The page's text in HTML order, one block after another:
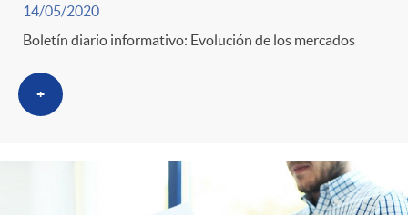
14/05/2020
Boletín diario informativo: Evolución de los mercados
+